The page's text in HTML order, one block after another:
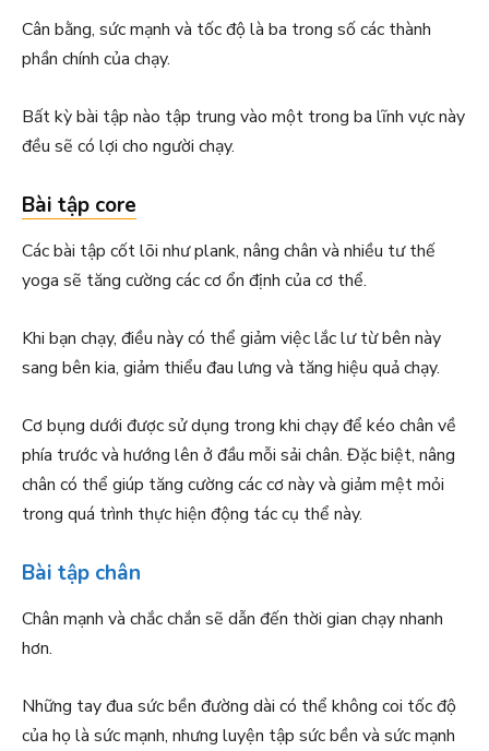
Cân bằng, sức mạnh và tốc độ là ba trong số các thành
phần chính của chạy.
Bất kỳ bài tập nào tập trung vào một trong ba lĩnh vực này
đều sẽ có lợi cho người chạy.
Bài tập core
Các bài tập cốt lõi như plank, nâng chân và nhiều tư thế
yoga sẽ tăng cường các cơ ổn định của cơ thể.
Khi bạn chạy, điều này có thể giảm việc lắc lư từ bên này
sang bên kia, giảm thiểu đau lưng và tăng hiệu quả chạy.
Cơ bụng dưới được sử dụng trong khi chạy để kéo chân về
phía trước và hướng lên ở đầu mỗi sải chân. Đặc biệt, nâng
chân có thể giúp tăng cường các cơ này và giảm mệt mỏi
trong quá trình thực hiện động tác cụ thể này.
Bài tập chân
Chân mạnh và chắc chắn sẽ dẫn đến thời gian chạy nhanh
hơn.
Những tay đua sức bền đường dài có thể không coi tốc độ
của họ là sức mạnh, nhưng luyện tập sức bền và sức mạnh